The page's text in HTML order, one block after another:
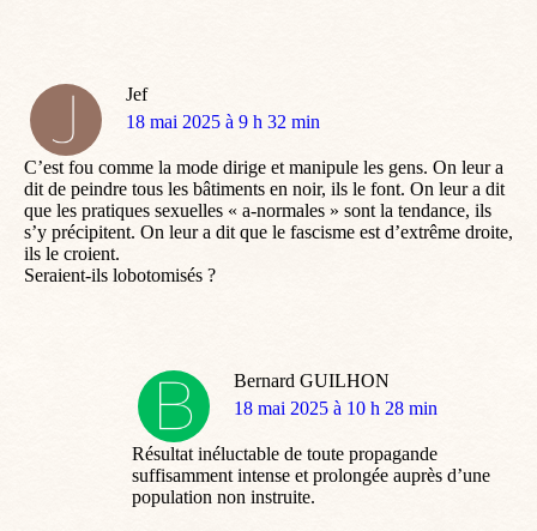
Jef
dit
18 mai 2025 à 9 h 32 min
C’est fou comme la mode dirige et manipule les gens. On leur a
dit de peindre tous les bâtiments en noir, ils le font. On leur a dit
que les pratiques sexuelles « a-normales » sont la tendance, ils
s’y précipitent. On leur a dit que le fascisme est d’extrême droite,
ils le croient.
Seraient-ils lobotomisés ?
Bernard GUILHON
dit
18 mai 2025 à 10 h 28 min
Résultat inéluctable de toute propagande
suffisamment intense et prolongée auprès d’une
population non instruite.